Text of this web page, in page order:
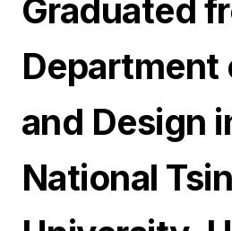
Graduated
Department
and Design
National